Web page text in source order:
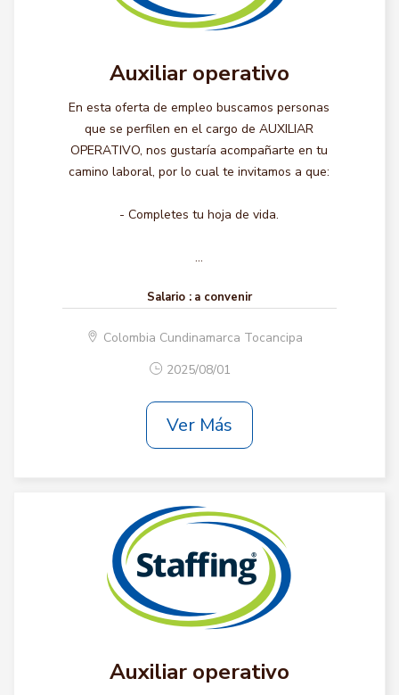
Auxiliar operativo
En esta oferta de empleo buscamos personas
que se perfilen en el cargo de AUXILIAR
OPERATIVO, nos gustaría acompañarte en tu
camino laboral, por lo cual te invitamos a que:
- Completes tu hoja de vida.
...
Salario : a convenir
Colombia Cundinamarca Tocancipa
2025/08/01
Ver Más
Auxiliar operativo